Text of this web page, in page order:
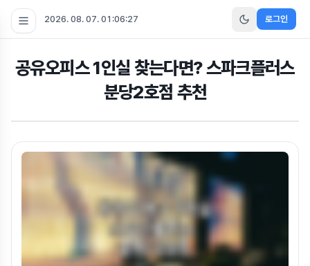
2026. 08. 07. 01:06:28 로그인
공유오피스 1인실 찾는다면? 스파크플러스
분당2호점 추천